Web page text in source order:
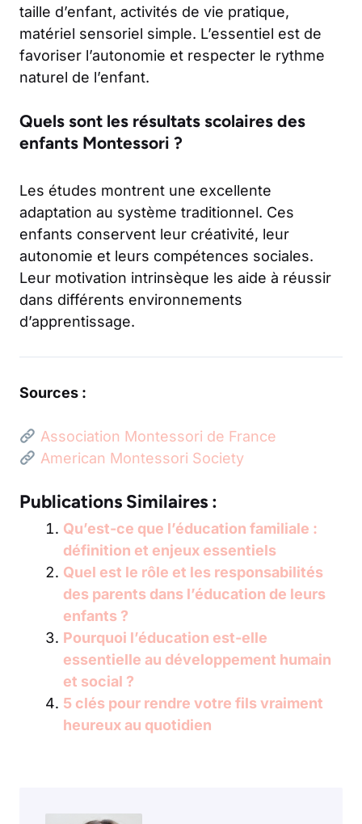
taille d’enfant, activités de vie pratique,
matériel sensoriel simple. L’essentiel est de
favoriser l’autonomie et respecter le rythme
naturel de l’enfant.
Quels sont les résultats scolaires des
enfants Montessori ?
Les études montrent une excellente
adaptation au système traditionnel. Ces
enfants conservent leur créativité, leur
autonomie et leurs compétences sociales.
Leur motivation intrinsèque les aide à réussir
dans différents environnements
d’apprentissage.
Sources :
Association Montessori de France
American Montessori Society
Publications Similaires :
Qu’est-ce que l’éducation familiale :
définition et enjeux essentiels
Quel est le rôle et les responsabilités
des parents dans l’éducation de leurs
enfants ?
Pourquoi l’éducation est-elle
essentielle au développement humain
et social ?
5 clés pour rendre votre fils vraiment
heureux au quotidien